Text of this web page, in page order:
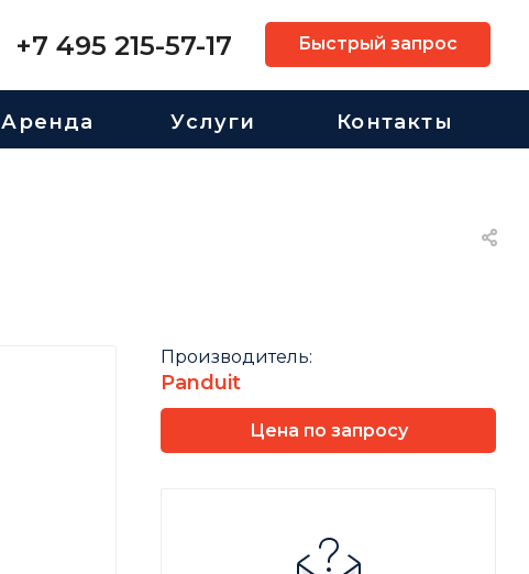
+7 495 215-57-17 Быстрый запрос
Аренда Услуги Контакты
Производитель:
Panduit
Цена по запросу